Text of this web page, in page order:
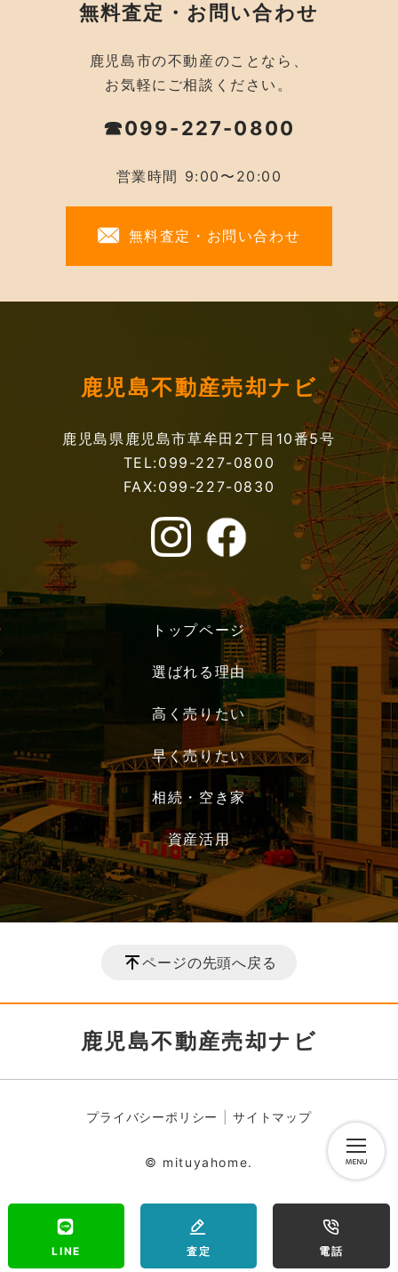
LINE 査定 電話
無料査定・お問い合わせ
鹿児島市の不動産のことなら、
お気軽にご相談ください。
☎099-227-0800
営業時間 9:00〜20:00
無料査定・お問い合わせ
鹿児島不動産売却ナビ
鹿児島県鹿児島市草牟田2丁目10番5号
TEL:099-227-0800
FAX:099-227-0830
トップページ
選ばれる理由
高く売りたい
早く売りたい
相続・空き家
資産活用
ページの先頭へ戻る
鹿児島不動産売却ナビ
プライバシーポリシー サイトマップ
© mituyahome.